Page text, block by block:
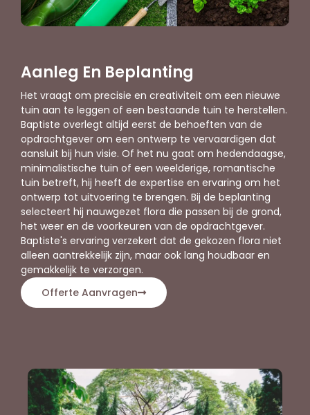
Aanleg En Beplanting
Het vraagt om precisie en creativiteit om een nieuwe
tuin aan te leggen of een bestaande tuin te herstellen.
Baptiste overlegt altijd eerst de behoeften van de
opdrachtgever om een ontwerp te vervaardigen dat
aansluit bij hun visie. Of het nu gaat om hedendaagse,
minimalistische tuin of een weelderige, romantische
tuin betreft, hij heeft de expertise en ervaring om het
ontwerp tot uitvoering te brengen. Bij de beplanting
selecteert hij nauwgezet flora die passen bij de grond,
het weer en de voorkeuren van de opdrachtgever.
Baptiste's ervaring verzekert dat de gekozen flora niet
alleen aantrekkelijk zijn, maar ook lang houdbaar en
gemakkelijk te verzorgen.
Offerte Aanvragen